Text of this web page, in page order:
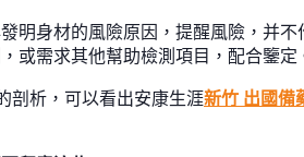
明身材的風險原因，提醒風險，并
或需求其他幫助檢測項目，配合鑒定
剖析，可以看出安康生涯新竹 出國備